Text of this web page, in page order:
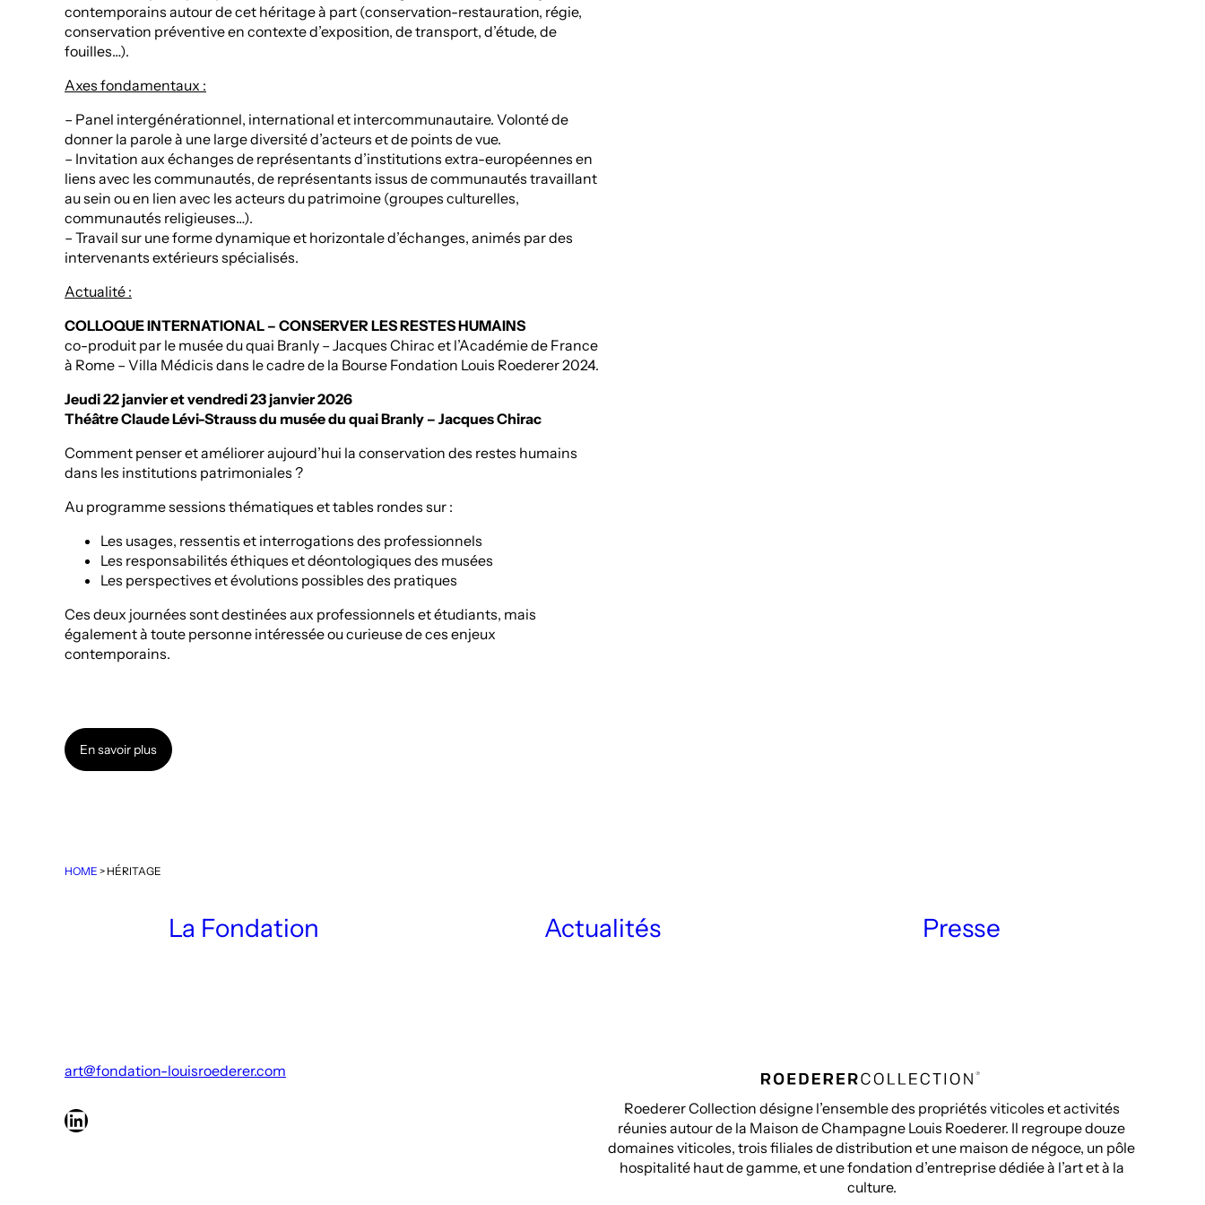
contemporains autour de cet héritage à part (conservation-restauration, régie,
conservation préventive en contexte d’exposition, de transport, d’étude, de
fouilles…).
Axes fondamentaux :
– Panel intergénérationnel, international et intercommunautaire. Volonté de
donner la parole à une large diversité d’acteurs et de points de vue.
– Invitation aux échanges de représentants d’institutions extra-européennes en
liens avec les communautés, de représentants issus de communautés travaillant
au sein ou en lien avec les acteurs du patrimoine (groupes culturelles,
communautés religieuses…).
– Travail sur une forme dynamique et horizontale d’échanges, animés par des
intervenants extérieurs spécialisés.
Actualité :
COLLOQUE INTERNATIONAL – CONSERVER LES RESTES HUMAINS
co-produit par le musée du quai Branly – Jacques Chirac et l’Académie de France
à Rome – Villa Médicis dans le cadre de la Bourse Fondation Louis Roederer 2024.
Jeudi 22 janvier et vendredi 23 janvier 2026
Théâtre Claude Lévi-Strauss du musée du quai Branly – Jacques Chirac
Comment penser et améliorer aujourd’hui la conservation des restes humains
dans les institutions patrimoniales ?
Au programme sessions thématiques et tables rondes sur :
Les usages, ressentis et interrogations des professionnels
Les responsabilités éthiques et déontologiques des musées
Les perspectives et évolutions possibles des pratiques
Ces deux journées sont destinées aux professionnels et étudiants, mais
également à toute personne intéressée ou curieuse de ces enjeux
contemporains.
En savoir plus
HOME > HÉRITAGE
La Fondation Actualités Presse
art@fondation-louisroederer.com
LinkedIn
Roederer Collection désigne l’ensemble des propriétés viticoles et activités
réunies autour de la Maison de Champagne Louis Roederer. Il regroupe douze
domaines viticoles, trois filiales de distribution et une maison de négoce, un pôle
hospitalité haut de gamme, et une fondation d’entreprise dédiée à l’art et à la
culture.